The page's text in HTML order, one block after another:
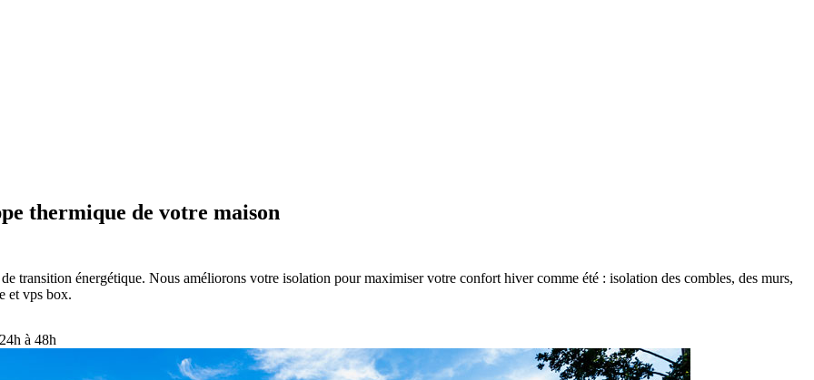
thermique de votre maison
transition énergétique. Nous améliorons votre isolation pour maximiser votre confort hiver comme été : isolation des combles, des murs,
et vps box.
à 48h